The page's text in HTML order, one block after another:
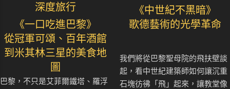
深度旅行
《一口吃進巴黎》
從冠軍可頌、百年酒館
到米其林三星的美食地
圖
巴黎，不只是艾菲爾鐵塔、羅浮
《中世紀不黑暗》
歌德藝術的光學革命
我們將從巴黎聖母院的飛扶壁談
起，看中世紀建築師如何讓沉重
石塊彷彿「飛」起來，讓教堂像